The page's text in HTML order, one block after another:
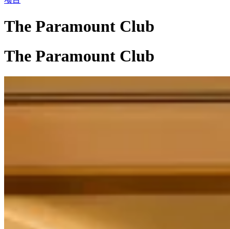
The Paramount Club
The Paramount Club